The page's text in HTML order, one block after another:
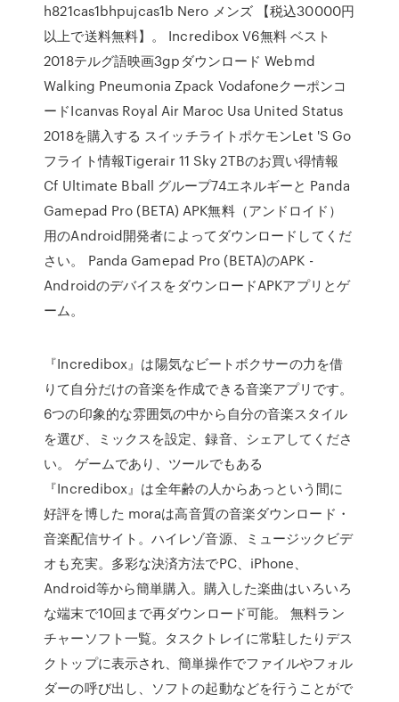
h821cas1bhpujcas1b Nero メンズ 【税込30000円
以上で送料無料】。 Incredibox V6無料 ベスト
2018テルグ語映画3gpダウンロード Webmd
Walking Pneumonia Zpack Vodafoneクーポンコ
ードIcanvas Royal Air Maroc Usa United Status
2018を購入する スイッチライトポケモンLet 'S Go
フライト情報Tigerair 11 Sky 2TBのお買い得情報
Cf Ultimate Bball グループ74エネルギーと Panda
Gamepad Pro (BETA) APK無料（アンドロイド）
用のAndroid開発者によってダウンロードしてくだ
さい。 Panda Gamepad Pro (BETA)のAPK -
AndroidのデバイスをダウンロードAPKアプリとゲ
ーム。
『Incredibox』は陽気なビートボクサーの力を借
りて自分だけの音楽を作成できる音楽アプリです。
6つの印象的な雰囲気の中から自分の音楽スタイル
を選び、ミックスを設定、録音、シェアしてくださ
い。 ゲームであり、ツールでもある
『Incredibox』は全年齢の人からあっという間に
好評を博した moraは高音質の音楽ダウンロード・
音楽配信サイト。ハイレゾ音源、ミュージックビデ
オも充実。多彩な決済方法でPC、iPhone、
Android等から簡単購入。購入した楽曲はいろいろ
な端末で10回まで再ダウンロード可能。 無料ラン
チャーソフト一覧。タスクトレイに常駐したりデス
クトップに表示され、簡単操作でファイルやフォル
ダーの呼び出し、ソフトの起動などを行うことがで